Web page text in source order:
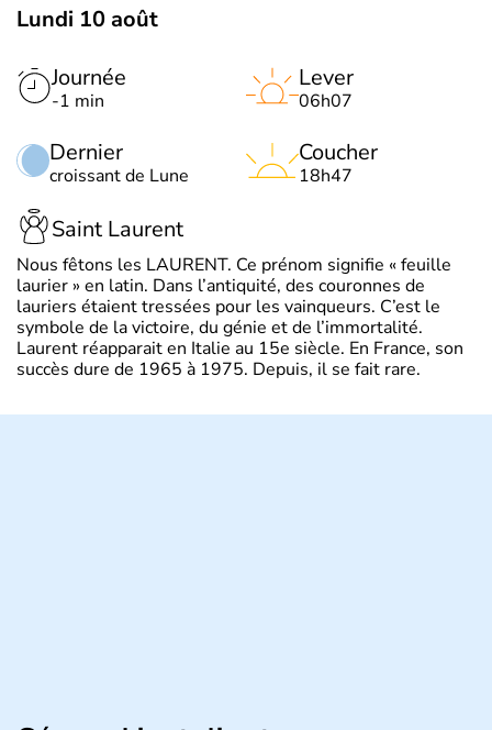
Lundi 10 août
Journée
-1 min
Dernier
croissant de Lune
Lever
06h07
Coucher
18h47
Saint Laurent
Nous fêtons les LAURENT. Ce prénom signifie « feuille
laurier » en latin. Dans l’antiquité, des couronnes de
lauriers étaient tressées pour les vainqueurs. C’est le
symbole de la victoire, du génie et de l’immortalité.
Laurent réapparait en Italie au 15e siècle. En France, son
succès dure de 1965 à 1975. Depuis, il se fait rare.